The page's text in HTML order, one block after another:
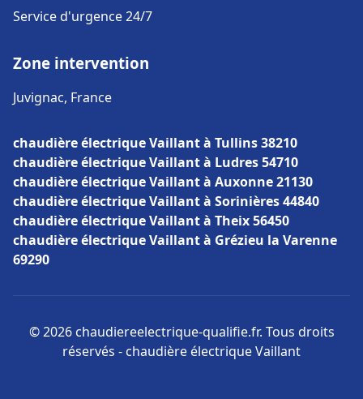
Service d'urgence 24/7
Zone intervention
Juvignac, France
chaudière électrique Vaillant à Tullins 38210
chaudière électrique Vaillant à Ludres 54710
chaudière électrique Vaillant à Auxonne 21130
chaudière électrique Vaillant à Sorinières 44840
chaudière électrique Vaillant à Theix 56450
chaudière électrique Vaillant à Grézieu la Varenne
69290
© 2026 chaudiereelectrique-qualifie.fr. Tous droits
réservés - chaudière électrique Vaillant